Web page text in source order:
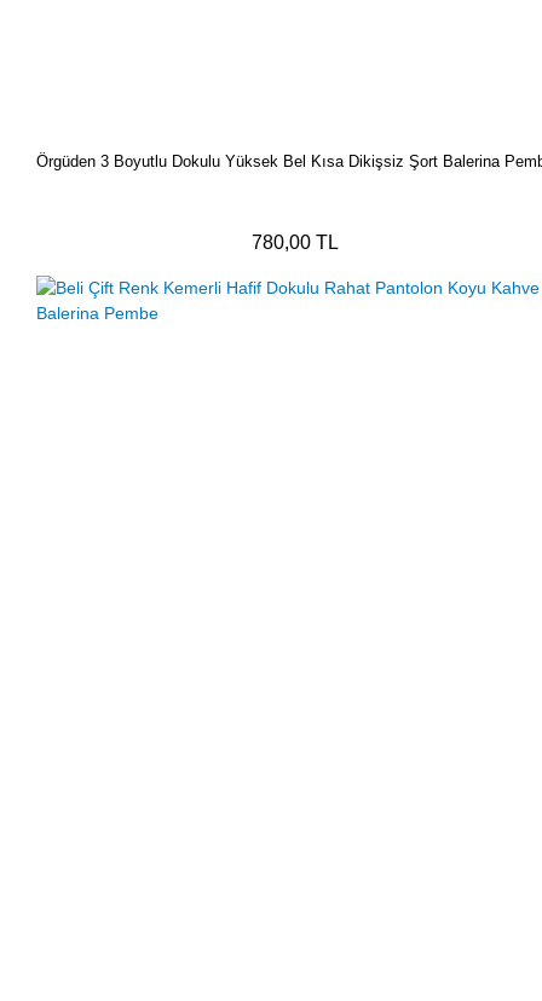
Örgüden 3 Boyutlu Dokulu Yüksek Bel Kısa Dikişsiz Şort Balerina
780,00 TL